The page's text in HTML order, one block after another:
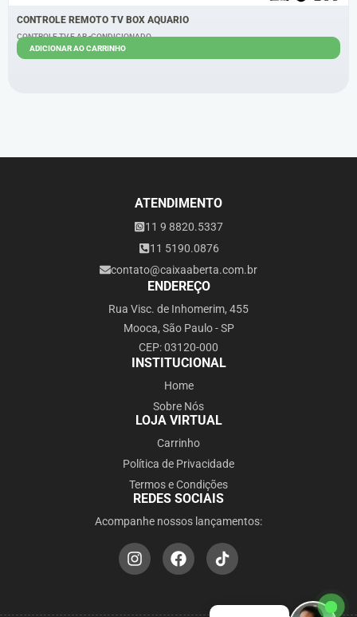
CONTROLE REMOTO TV BOX AQUARIO
CONTROLE TV E AR -CONDICIONADO
ADICIONAR AO CARRINHO
ATENDIMENTO
11 9 8820.5337
11 5190.0876
contato@caixaaberta.com.br
ENDEREÇO
Rua Visc. de Inhomerim, 455
Mooca, São Paulo - SP
CEP: 03120-000
INSTITUCIONAL
Home
Sobre Nós
LOJA VIRTUAL
Carrinho
Política de Privacidade
Termos e Condições
REDES SOCIAIS
Acompanhe nossos lançamentos: